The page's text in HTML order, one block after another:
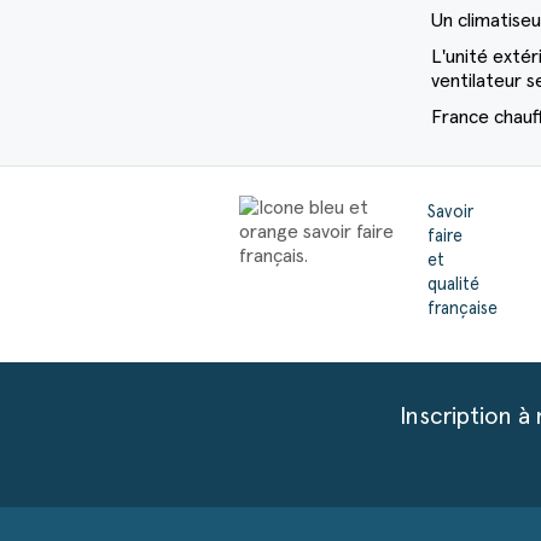
Un
L'unité
ventilateur
France
Savoir
faire
et
qualité
française
Inscription